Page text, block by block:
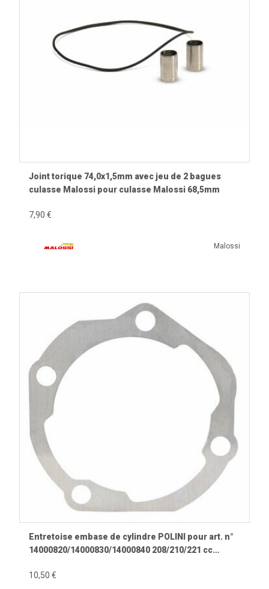
Joint torique 74,0x1,5mm avec jeu de 2 bagues
culasse Malossi pour culasse Malossi 68,5mm
7,90 €
Malossi
Entretoise embase de cylindre POLINI pour art. n°
14000820/14000830/14000840 208/210/221 cc
10,50 €